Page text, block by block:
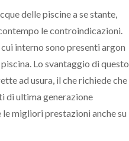
delle piscine a se stante,
le controindicazioni.
interno sono presenti argon
Lo svantaggio di questo
ad usura, il che richiede che
di ultima generazione
migliori prestazioni anche su